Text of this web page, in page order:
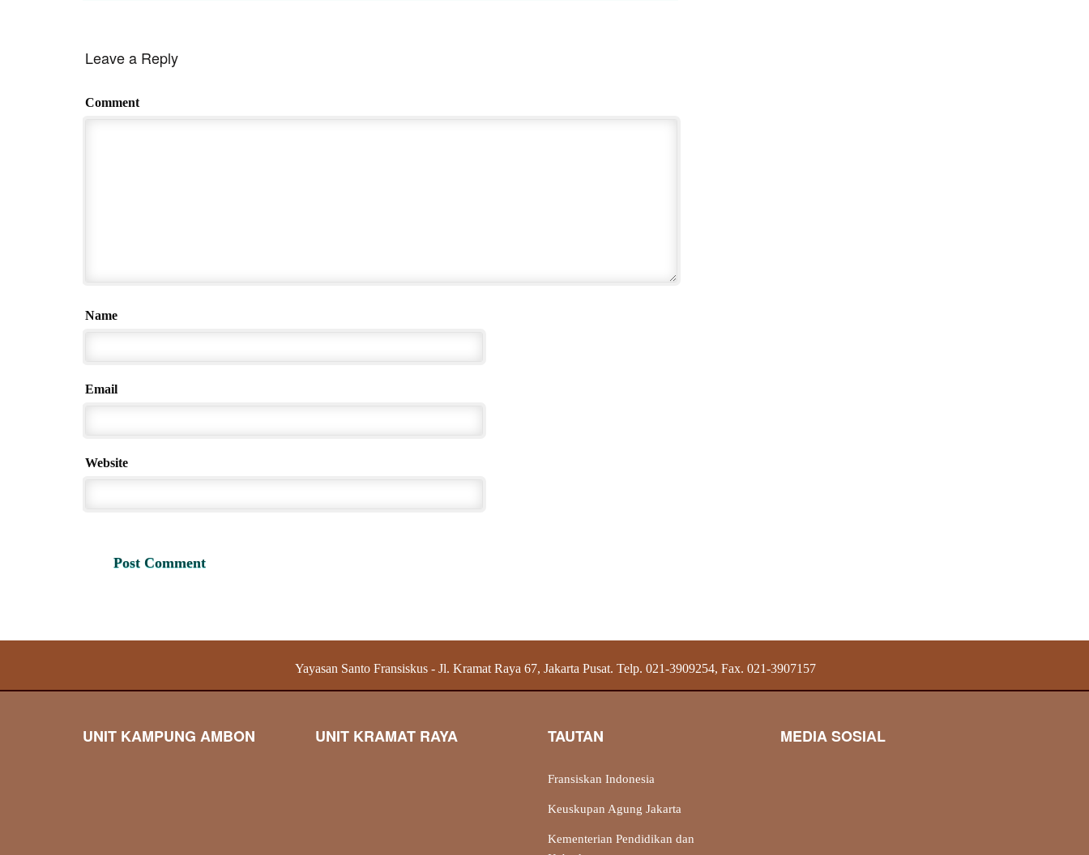
Leave a Reply
Comment
Name
Email
Website
Yayasan Santo Fransiskus - Jl. Kramat Raya 67, Jakarta Pusat. Telp. 021-3909254, Fax. 021-3907157
UNIT KAMPUNG AMBON UNIT KRAMAT RAYA TAUTAN
Fransiskan Indonesia
Keuskupan Agung Jakarta
Kementerian Pendidikan dan
MEDIA SOSIAL